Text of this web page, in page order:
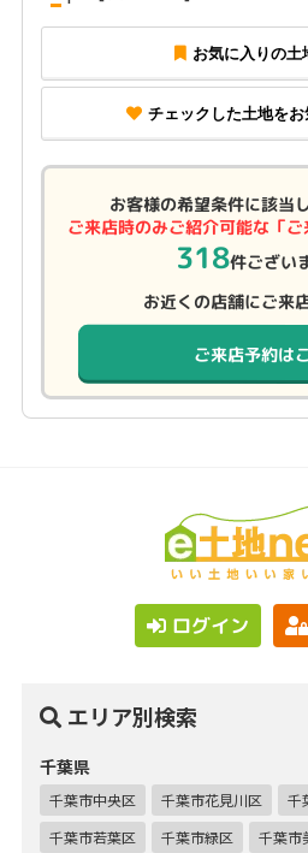
お気に入りの土
チェックした土地を
お客様の希望条件に該当
ご来店時のみご紹介可能な「ご
318件ござい
お近くの店舗にご来
ご来店予約は
ログイン
エリア別検索
千葉県
千葉市中央区 千葉市花見川区
千
千葉市若葉区
千葉市緑区 千葉市